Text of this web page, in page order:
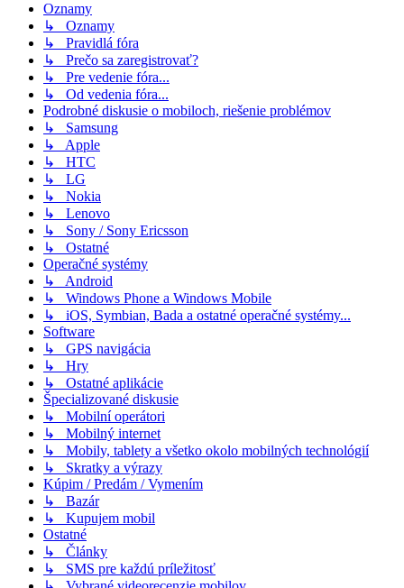
Oznamy
↳ Oznamy
↳ Pravidlá fóra
↳ Prečo sa zaregistrovať?
↳ Pre vedenie fóra...
↳ Od vedenia fóra...
Podrobné diskusie o mobiloch, riešenie problémov
↳ Samsung
↳ Apple
↳ HTC
↳ LG
↳ Nokia
↳ Lenovo
↳ Sony / Sony Ericsson
↳ Ostatné
Operačné systémy
↳ Android
↳ Windows Phone a Windows Mobile
↳ iOS, Symbian, Bada a ostatné operačné systémy...
Software
↳ GPS navigácia
↳ Hry
↳ Ostatné aplikácie
Špecializované diskusie
↳ Mobilní operátori
↳ Mobilný internet
↳ Mobily, tablety a všetko okolo mobilných technológií
↳ Skratky a výrazy
Kúpim / Predám / Vymením
↳ Bazár
↳ Kupujem mobil
Ostatné
↳ Články
↳ SMS pre každú príležitosť